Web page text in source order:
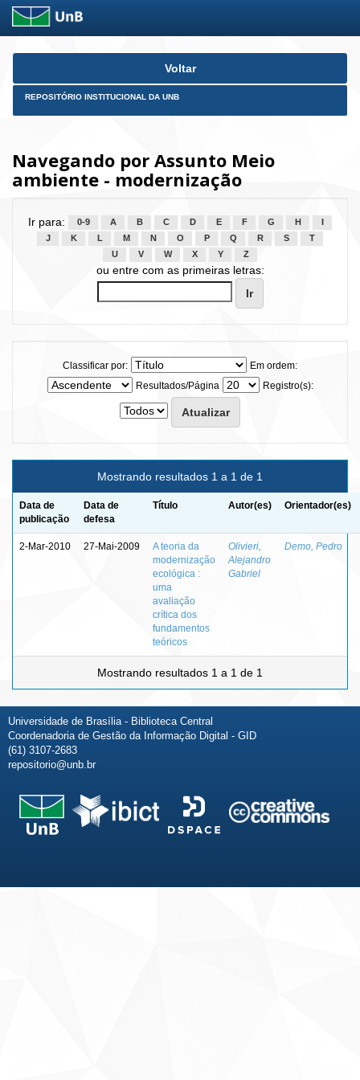
Skip
Voltar
REPOSITÓRIO INSTITUCIONAL DA UNB
Navegando por Assunto Meio
ambiente - modernização
Ir para: 0-9 A B C D E F G H
J
K L M N O P Q R S
T
U
V W X Y Z
ou entre com as primeiras letras:
Classificar por:
Em ordem:
Resultados/Página
Registro(s):
Mostrando resultados 1 a 1 de 1
Data de
publicação
Data de
defesa
Título Autor(es) Orientador(es)
2-Mar-2010 27-Mai-2009
A teoria da
modernização
ecológica :
uma
avaliação
crítica dos
fundamentos
teóricos
Olivieri,
Alejandro
Gabriel
Demo, Pedro
Mostrando resultados 1 a 1 de 1
Universidade de Brasília - Biblioteca Central
Coordenadoria de Gestão da Informação Digital - GID
(61) 3107-2683
repositorio@unb.br